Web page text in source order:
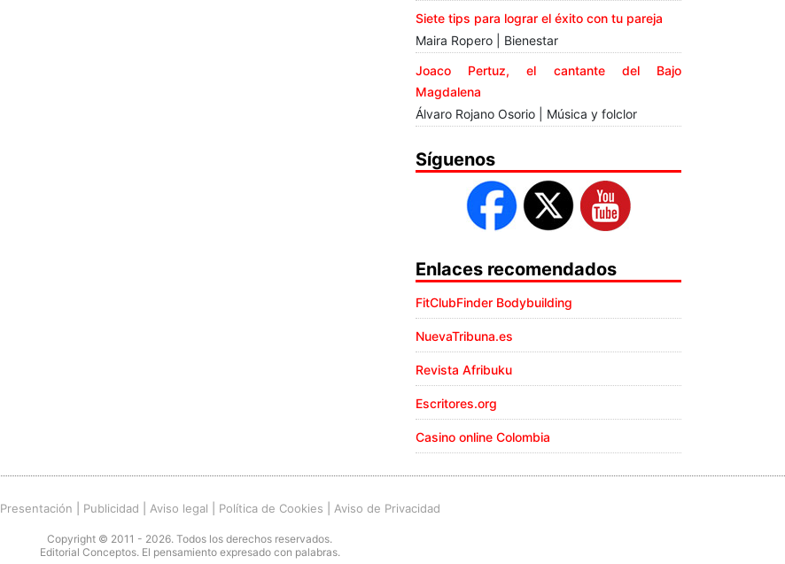
Siete tips para lograr el éxito con tu pareja
Maira Ropero | Bienestar
Joaco Pertuz, el cantante del Bajo
Magdalena
Álvaro Rojano Osorio | Música y folclor
Síguenos
Enlaces recomendados
FitClubFinder Bodybuilding
NuevaTribuna.es
Revista Afribuku
Escritores.org
Casino online Colombia
Presentación Publicidad Aviso legal Política de Cookies Aviso de Privacidad
Copyright © 2011 - 2026. Todos los derechos reservados.
Editorial Conceptos. El pensamiento expresado con palabras.